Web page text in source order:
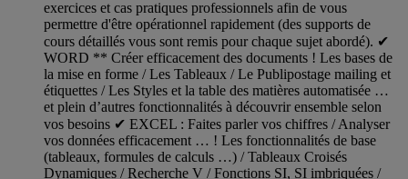
exercices et cas pratiques professionnels afin de vous
permettre d'être opérationnel rapidement (des supports de
cours détaillés vous sont remis pour chaque sujet abordé). ✔
WORD ** Créer efficacement des documents ! Les bases de
la mise en forme / Les Tableaux / Le Publipostage mailing et
étiquettes / Les Styles et la table des matières automatisée …
et plein d’autres fonctionnalités à découvrir ensemble selon
vos besoins ✔ EXCEL : Faites parler vos chiffres / Analyser
vos données efficacement … ! Les fonctionnalités de base
(tableaux, formules de calculs …) / Tableaux Croisés
Dynamiques / Recherche V / Fonctions SI, SI imbriquées /